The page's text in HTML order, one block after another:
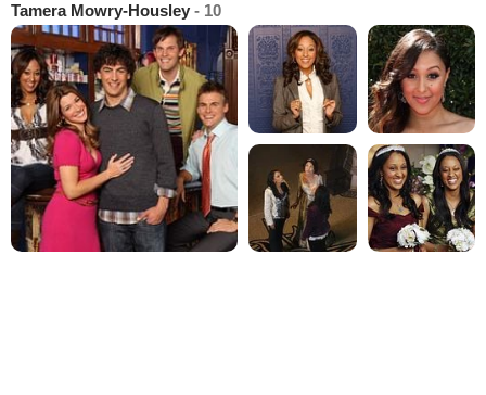
Tamera Mowry-Housley - 10